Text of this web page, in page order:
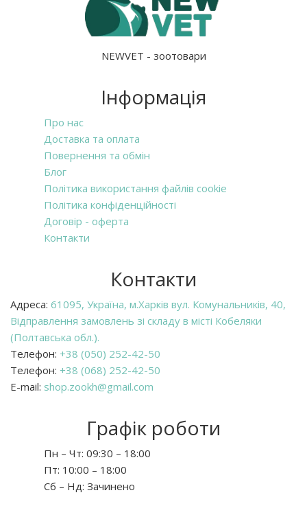
NEWVET - зоотовари
Інформація
Про нас
Доставка та оплата
Повернення та обмін
Блог
Політика використання файлів cookie
Політика конфіденційності
Договір - оферта
Контакти
Контакти
Адреса: 61095, Україна, м.Харків вул. Комунальників, 40,
Відправлення замовлень зі складу в місті Кобеляки
(Полтавська обл.).
Телефон: +38 (050) 252-42-50
Телефон: +38 (068) 252-42-50
E-mail: shop.zookh@gmail.com
Графік роботи
Пн – Чт: 09:30 – 18:00
Пт: 10:00 – 18:00
Сб – Нд: Зачинено